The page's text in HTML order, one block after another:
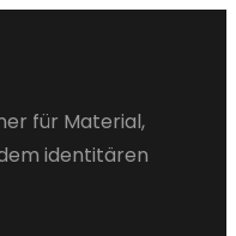
für Material,
identitären